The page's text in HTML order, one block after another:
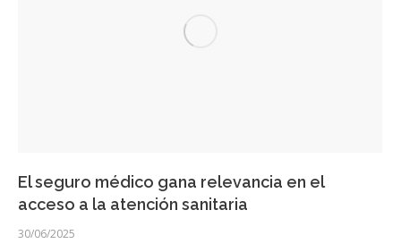
El seguro médico gana relevancia en el
acceso a la atención sanitaria
30/06/2025